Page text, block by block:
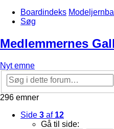
Boardindeks
Søg
Medlemmernes
Nyt emne
296 emner
Side 3 af 12
Gå til side: